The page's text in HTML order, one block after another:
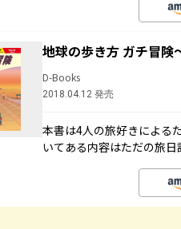
地球の歩き方 ガチ冒険
D-Books
2018.04.12 発売
本書は4人の旅好きによる
いてある内容はただの旅日